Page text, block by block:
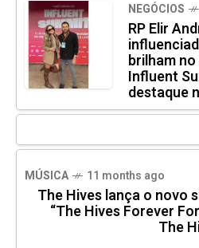
NEGÓCIOS
RP Elir
brilham
Influent
destaque
MÚSICA 11 months ago
The Hives lança o novo
“The Hives Forever
The